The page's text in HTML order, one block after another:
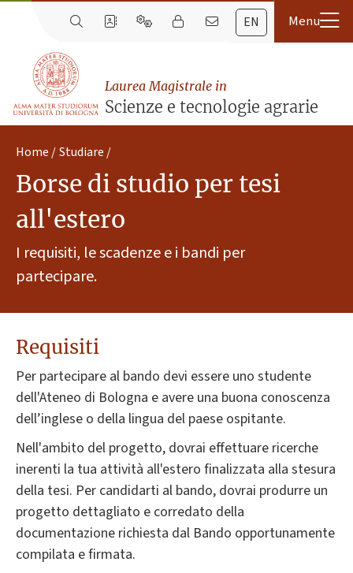
EN
Laurea Magistrale in
Scienze e tecnologie agrarie
Home Studiare
Borse di studio per tesi
all'estero
I requisiti, le scadenze e i bandi per
partecipare.
Requisiti
Per partecipare al bando devi essere uno studente
dell'Ateneo di Bologna e avere una buona conoscenza
dell’inglese o della lingua del paese ospitante.
Nell'ambito del progetto, dovrai effettuare ricerche
inerenti la tua attività all'estero finalizzata alla stesura
della tesi. Per candidarti al bando, dovrai produrre un
progetto dettagliato e corredato della
documentazione richiesta dal Bando opportunamente
compilata e firmata.